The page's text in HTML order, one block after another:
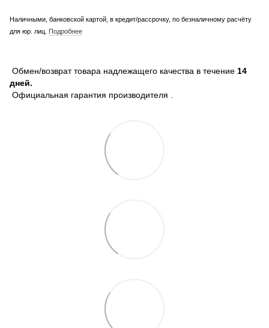
Наличными, банковской картой, в кредит/рассрочку, по безналичному расчёту
для юр. лиц. Подробнее
Обмен/возврат товара надлежащего качества в течение 14
дней.
Официальная гарантия производителя .